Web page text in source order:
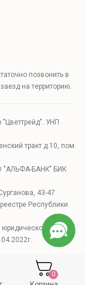
0
позвонить в
на территорию.
УНП
тракт д.10, пом.
"АЛЬФА-БАНК" БИК
43-47.
Республики
юридического лица